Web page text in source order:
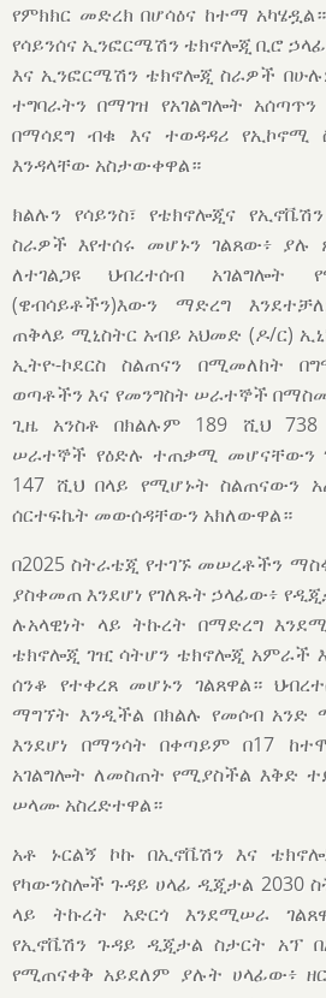
የምክክር መድረክ በሆሳዕና ከተማ
የሳይንሰና ኢንፎርሜሽን ቴክኖሎጂ ቢሮ
እና ኢንፎርሜሽን ቴክኖሎጂ ስራዎች
ተግባራትን በማገዝ የአገልግሎት
በማሳደግ ብቁ እና ተወዳዳሪ የኢኮኖሚ
እንዳላቸው አስታውቀዋል።
ክልሉን የሳይንስ፣ የቴክኖሎጂና
ስራዎች እየተሰሩ መሆኑን ገልጸው፥ ያሉ
ለተገልጋዩ ህብረተሰብ አገልግሎት
(ዌብሳይቶችን)እውን ማድረግ
ጠቅላይ ሚኒስትር አብይ አህመድ (ዶ/ር)
ኢትዮ-ኮደርስ ስልጠናን በሚመለከት
ወጣቶችን እና የመንግስት ሠራተኞች
ጊዜ አንስቶ በክልሉም 189 ሺህ
ሠራተኞች የዕድሉ ተጠቃሚ መሆናቸውን
147 ሺህ በላይ የሚሆኑት ስልጠናውን
ሰርተፍኬት መውሰዳቸውን አክለውዋል።
በ2025 ስትራቴጂ የተገኙ መሠረቶችን
ያስቀመጠ እንደሆነ የገለጹት ኃላፊው፥
ሉአላዊነት ላይ ትኩረት በማድረግ
ቴክኖሎጂ ገዢ ሳትሆን ቴክኖሎጂ አምራች
ሰንቆ የተቀረጸ መሆኑን ገልጸዋል።
ማግኘት እንዲችል በክልሉ የመሶብ አንድ
እንደሆነ በማንሳት በቀጣይም በ17
አገልግሎት ለመስጠት የሚያስችል እቅድ
ሠላሙ አስረድተዋል።
አቶ ኑርልኝ ኮኩ በኢኖቬሽን እና
የካውንስሎች ጉዳይ ሀላፊ ዲጂታል 2030
ላይ ትኩረት አድርጎ እንደሚሠራ
የኢኖቬሽን ጉዳይ ዲጂታል ስታርት አፕ
የሚጠናቀቅ አይደለም ያሉት ሀላፊው፥